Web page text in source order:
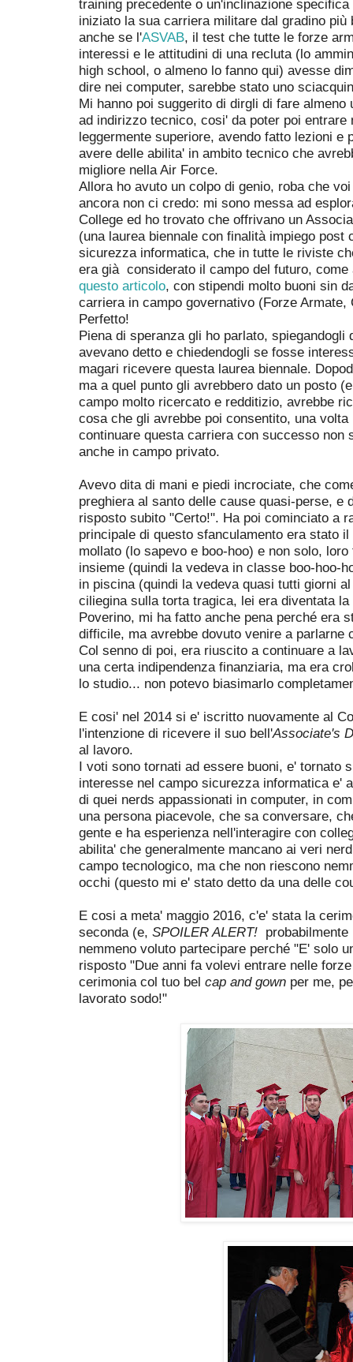
training precedente o un'inclinazione
iniziato la sua carriera militare dal gradino
anche se l'ASVAB, il test che tutte le forze
interessi e le attitudini di una recluta (lo
high school, o almeno lo fanno qui) avesse
dire nei computer, sarebbe stato uno
Mi hanno poi suggerito di dirgli di fare almeno
ad indirizzo tecnico, cosi' da poter poi entrare
leggermente superiore, avendo fatto lezioni e
avere delle abilita' in ambito tecnico che
migliore nella Air Force.
Allora ho avuto un colpo di genio, roba che
ancora non ci credo: mi sono messa ad
College ed ho trovato che offrivano un
(una laurea biennale con finalità impiego
sicurezza informatica, che in tutte le riviste
era già considerato il campo del futuro, come
questo articolo, con stipendi molto buoni sin
carriera in campo governativo (Forze
Perfetto!
Piena di speranza gli ho parlato, spiegandogli
avevano detto e chiedendogli se fosse
magari ricevere questa laurea biennale.
ma a quel punto gli avrebbero dato un posto
campo molto ricercato e redditizio, avrebbe
cosa che gli avrebbe poi consentito, una
continuare questa carriera con successo non
anche in campo privato.
Avevo dita di mani e piedi incrociate, che
preghiera al santo delle cause quasi-perse, e
risposto subito "Certo!". Ha poi cominciato a
principale di questo sfanculamento era stato
mollato (lo sapevo e boo-hoo) e non solo,
insieme (quindi la vedeva in classe boo-hoo-
in piscina (quindi la vedeva quasi tutti giorni
ciliegina sulla torta tragica, lei era diventata
Poverino, mi ha fatto anche pena perché era
difficile, ma avrebbe dovuto venire a parlarne
Col senno di poi, era riuscito a continuare a
una certa indipendenza finanziaria, ma era
lo studio... non potevo biasimarlo
E cosi' nel 2014 si e' iscritto nuovamente al
l'intenzione di ricevere il suo bell'Associate's
al lavoro.
I voti sono tornati ad essere buoni, e' tornato
interesse nel campo sicurezza informatica e'
di quei nerds appassionati in computer, in
una persona piacevole, che sa conversare,
gente e ha esperienza nell'interagire con
abilita' che generalmente mancano ai veri
campo tecnologico, ma che non riescono
occhi (questo mi e' stato detto da una delle
E cosi a meta' maggio 2016, c'e' stata la
seconda (e, SPOILER ALERT!
nemmeno voluto partecipare perché "E' solo
risposto "Due anni fa volevi entrare nelle
cerimonia col tuo bel cap and gown per me,
lavorato sodo!"